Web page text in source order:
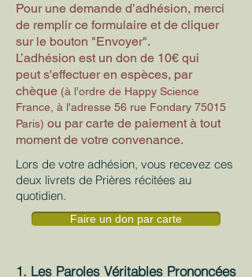
Pour une demande d’adhésion, merci
de remplir ce formulaire et de cliquer
sur le bouton "Envoyer".
L’adhésion est un don de 10€ qui
peut s'effectuer en espèces, par
chèque (à l’ordre de Happy Science
France, à l'adresse 56 rue Fondary 75015
Paris) ou par carte de paiement à tout
moment de votre convenance.
Lors de votre adhésion, vous recevez ces
deux livrets de Prières récitées au
quotidien.
Faire un don par carte
1. Les Paroles Véritables Prononcées